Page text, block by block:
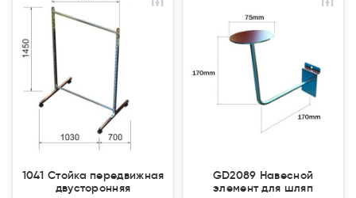
1041 Стойка передвижная
двусторонняя
GD2089 Навесной
элемент для шляп